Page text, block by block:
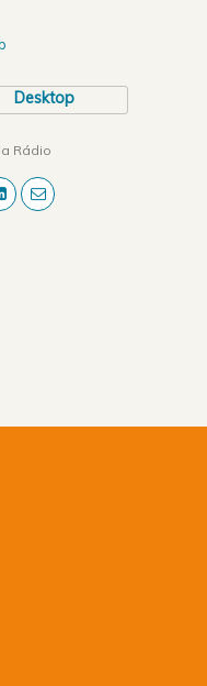
Desktop
Rádio